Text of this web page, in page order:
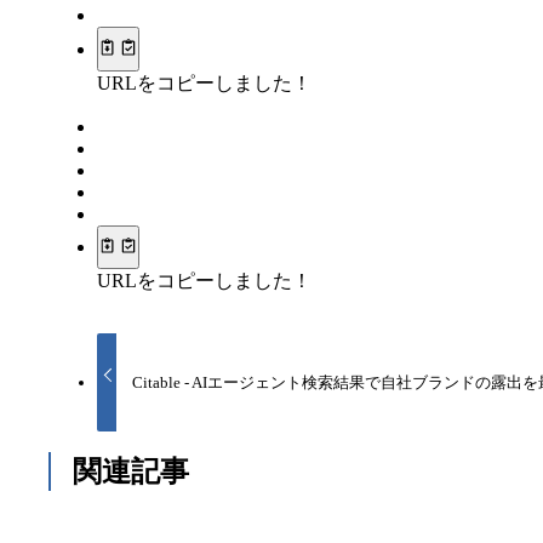
URLをコピーしました！
URLをコピーしました！
Citable - AIエージェント検索結果で自社ブランドの露出
関連記事